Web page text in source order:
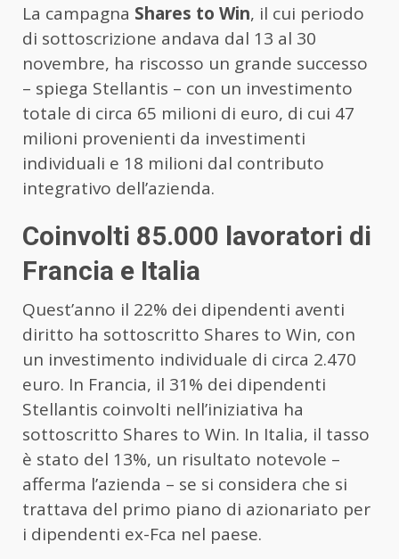
La campagna Shares to Win, il cui periodo
di sottoscrizione andava dal 13 al 30
novembre, ha riscosso un grande successo
– spiega Stellantis – con un investimento
totale di circa 65 milioni di euro, di cui 47
milioni provenienti da investimenti
individuali e 18 milioni dal contributo
integrativo dell’azienda.
Coinvolti 85.000 lavoratori di
Francia e Italia
Quest’anno il 22% dei dipendenti aventi
diritto ha sottoscritto Shares to Win, con
un investimento individuale di circa 2.470
euro. In Francia, il 31% dei dipendenti
Stellantis coinvolti nell’iniziativa ha
sottoscritto Shares to Win. In Italia, il tasso
è stato del 13%, un risultato notevole –
afferma l’azienda – se si considera che si
trattava del primo piano di azionariato per
i dipendenti ex-Fca nel paese.